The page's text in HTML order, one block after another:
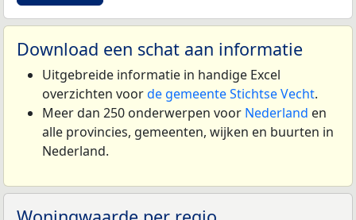
Download een schat aan informatie
Uitgebreide informatie in handige Excel
overzichten voorde gemeente Stichtse Vecht.
Meer dan 250 onderwerpen voor Nederland en
alle provincies, gemeenten, wijken en buurten in
Nederland.